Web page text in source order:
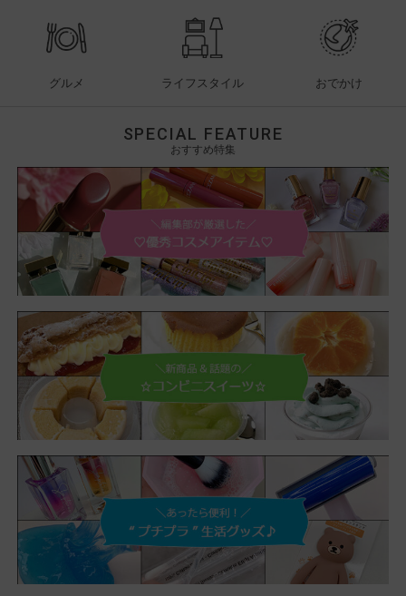
グルメ ライフスタイル おでかけ
SPECIAL FEATURE
おすすめ特集